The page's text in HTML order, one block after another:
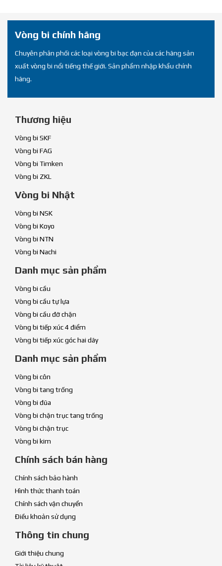
Vòng bi chính hãng
Chuyên phân phối các loại vòng bi bạc đạn của các hãng sản
xuất vòng bi nổi tiếng thế giới. Sản phẩm nhập khẩu chính
hãng.
Thương hiệu
Vòng bi SKF
Vòng bi FAG
Vòng bi Timken
Vòng bi ZKL
Vòng bi Nhật
Vòng bi NSK
Vòng bi Koyo
Vòng bi NTN
Vòng bi Nachi
Danh mục sản phẩm
Vòng bi cầu
Vòng bi cầu tự lựa
Vòng bi cầu đỡ chặn
Vòng bi tiếp xúc 4 điểm
Vòng bi tiếp xúc góc hai dãy
Danh mục sản phẩm
Vòng bi côn
Vòng bi tang trống
Vòng bi đũa
Vòng bi chặn trục tang trống
Vòng bi chặn trục
Vòng bi kim
Chính sách bán hàng
Chính sách bảo hành
Hình thức thanh toán
Chính sách vận chuyển
Điều khoản sử dụng
Thông tin chung
Giới thiệu chung